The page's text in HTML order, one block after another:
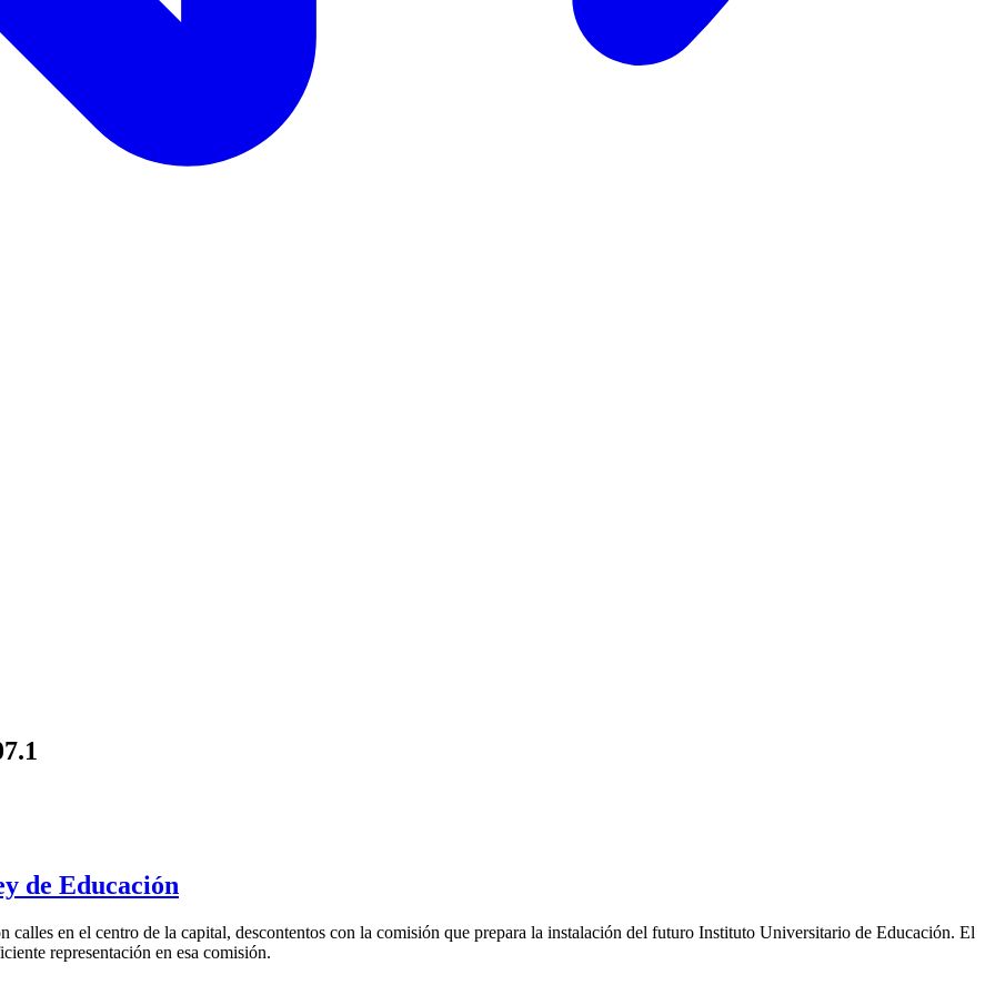
de Educación
en el centro de la capital, descontentos con la comisión que prepara la instalación del futuro Instituto Universitario de Educación. El
representación en esa comisión.